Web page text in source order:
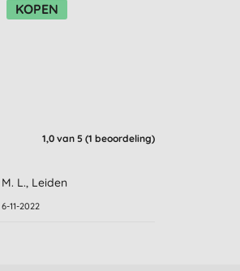
KOPEN
1,0 van 5 (1 beoordeling)
M. L., Leiden
6-11-2022